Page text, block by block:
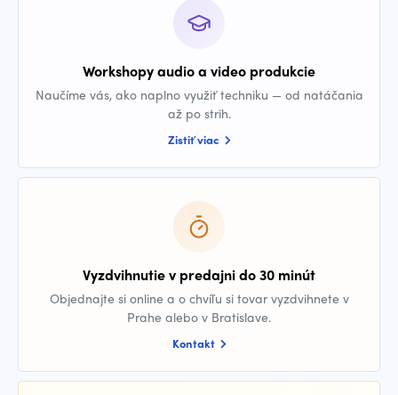
Workshopy audio a video produkcie
Naučíme vás, ako naplno využiť techniku — od natáčania
až po strih.
Zistiť viac
Vyzdvihnutie v predajni do 30 minút
Objednajte si online a o chvíľu si tovar vyzdvihnete v
Prahe alebo v Bratislave.
Kontakt